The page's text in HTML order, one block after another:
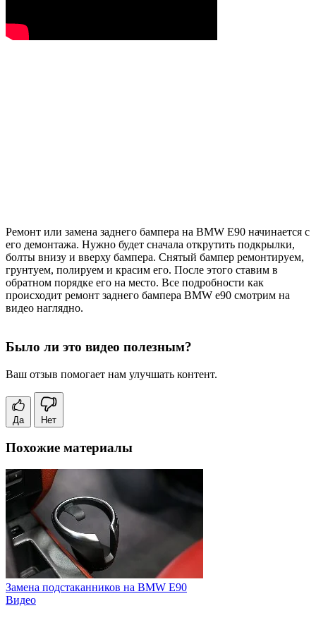
Ремонт или замена заднего бампера на BMW E90 начинается с
его демонтажа. Нужно будет сначала открутить подкрылки,
болты внизу и вверху бампера. Снятый бампер ремонтируем,
грунтуем, полируем и красим его. После этого ставим в
обратном порядке его на место. Все подробности как
происходит ремонт заднего бампера BMW e90 смотрим на
видео наглядно.
Было ли это видео полезным?
Ваш отзыв помогает нам улучшать контент.
Да Нет
Похожие материалы
Замена подстаканников на BMW E90
Видео